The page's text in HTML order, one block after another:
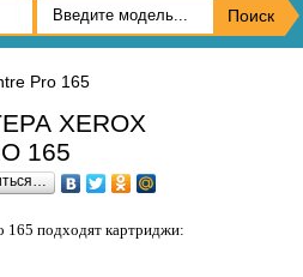
Pro 165
XEROX
165
165 подходят картриджи: